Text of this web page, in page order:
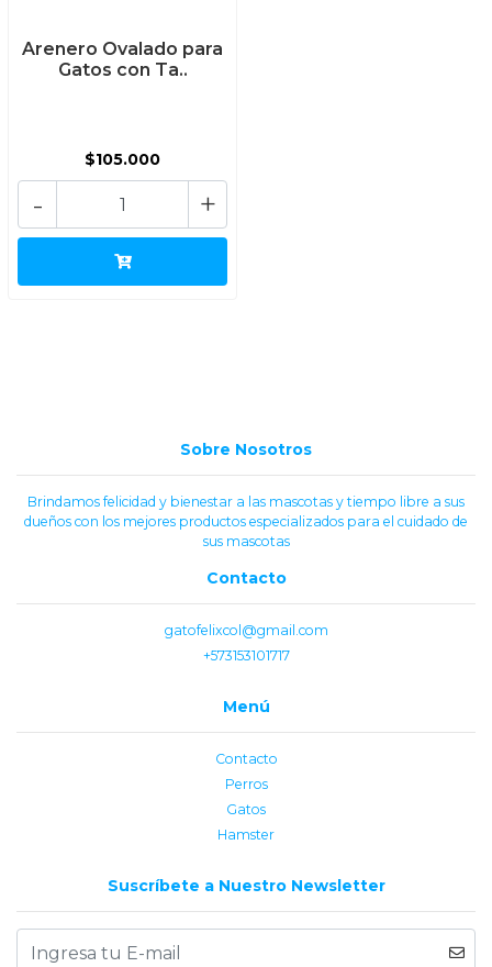
Arenero Ovalado para
Gatos con Ta..
$105.000
+
-
Sobre Nosotros
Brindamos felicidad y bienestar a las mascotas y tiempo libre a sus
dueños con los mejores productos especializados para el cuidado de
sus mascotas
Contacto
gatofelixcol@gmail.com
+573153101717
Menú
Contacto
Perros
Gatos
Hamster
Suscríbete a Nuestro Newsletter